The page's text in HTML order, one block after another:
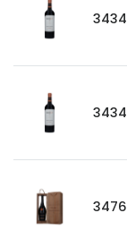
3434
3434
3476